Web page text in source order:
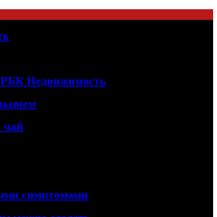
РБК Недвижимость
чай
симптомами